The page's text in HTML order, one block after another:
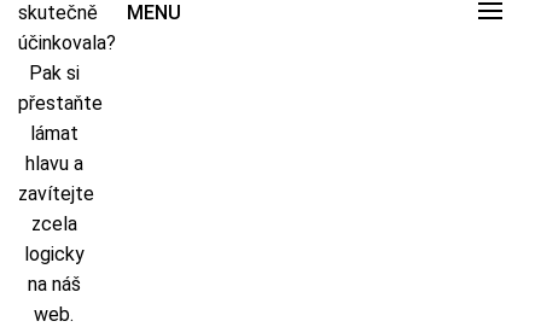
skutečně
účinkovala?
Pak si
přestaňte
lámat
hlavu a
zavítejte
zcela
logicky
na náš
web.
MENU